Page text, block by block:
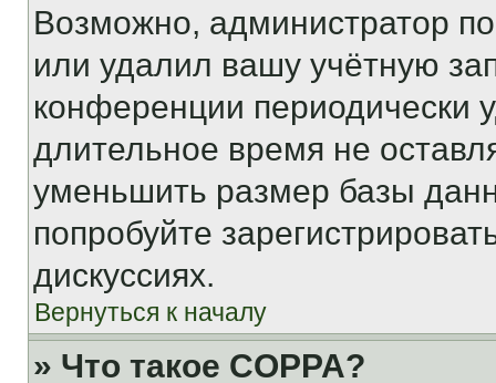
Возможно, администратор
или удалил вашу учётную
конференции периодически
длительное время не
уменьшить размер базы
попробуйте
дискуссиях.
Вернуться к началу
» Что такое COPPA?